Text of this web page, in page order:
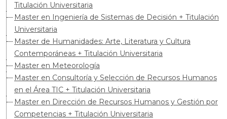
Titulación Universitaria
Master en Ingeniería de Sistemas de Decisión + Titulación
Universitaria
Master de Humanidades: Arte, Literatura y Cultura
Contemporáneas + Titulación Universitaria
Master en Meteorología
Master en Consultoría y Selección de Recursos Humanos
en el Área TIC + Titulación Universitaria
Master en Dirección de Recursos Humanos y Gestión por
Competencias + Titulación Universitaria